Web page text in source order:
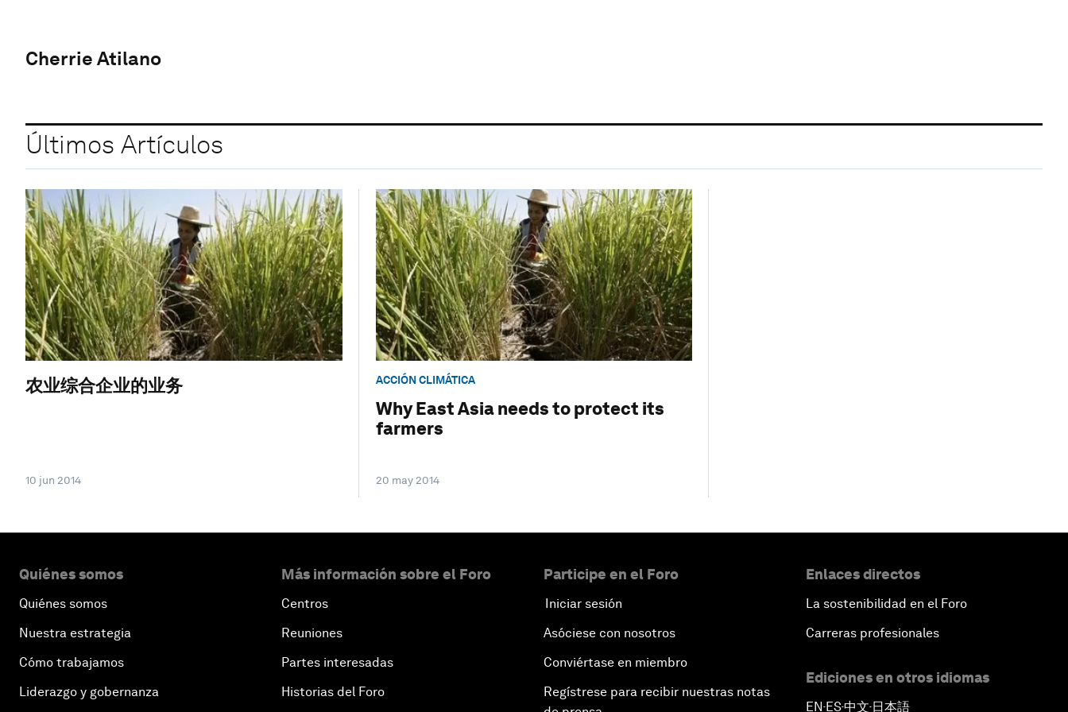
Cherrie Atilano
Últimos Artículos
农业综合企业的业务
10 jun 2014
ACCIÓN CLIMÁTICA
Why East Asia needs to protect its
farmers
20 may 2014
Quiénes somos
Quiénes somos
Nuestra estrategia
Cómo trabajamos
Liderazgo y gobernanza
Más información sobre el Foro
Centros
Reuniones
Partes interesadas
Historias del Foro
Participe en el Foro
Iniciar sesión
Asóciese con nosotros
Conviértase en miembro
Regístrese para recibir nuestras notas
Enlaces directos
La sostenibilidad en el Foro
Carreras profesionales
Ediciones en otros idiomas
EN ▪ ES▪中文▪ 日本語